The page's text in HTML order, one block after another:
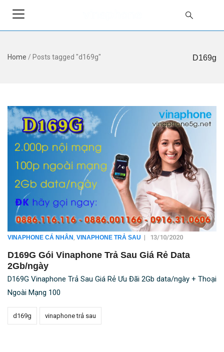
D169g
Home / Posts tagged "d169g"
VINAPHONE CÁ NHÂN VINAPHONE TRẢ SAU | 13/10/2020
D169G Gói Vinaphone Trả Sau Giá Rẻ Data
2Gb/ngày
D169G Vinaphone Trả Sau Giá Rẻ Ưu Đãi 2Gb data/ngày + Thoại
Ngoài Mạng 100
d169g vinaphone trả sau